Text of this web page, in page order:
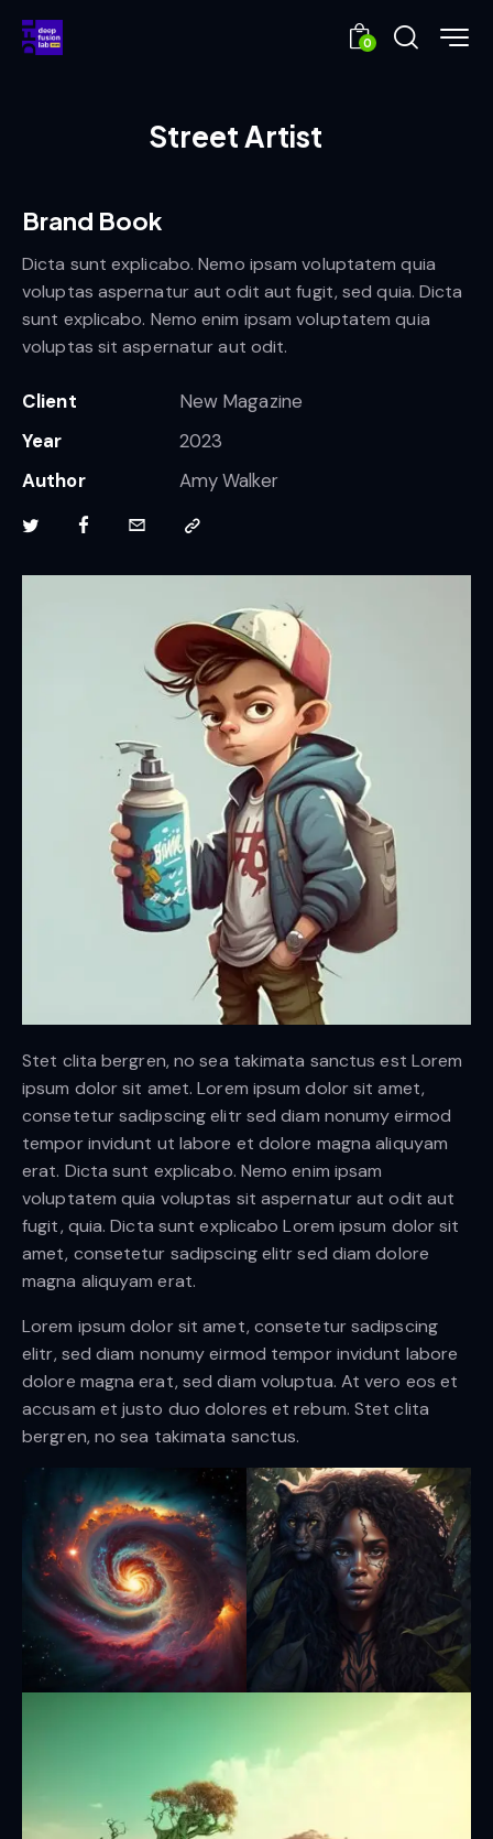
0
Street Artist
Stet clita bergren, no sea takimata sanctus est Lorem
ipsum dolor sit amet. Lorem ipsum dolor sit amet,
consetetur sadipscing elitr sed diam nonumy eirmod
tempor invidunt ut labore et dolore magna aliquyam
erat. Dicta sunt explicabo. Nemo enim ipsam
voluptatem quia voluptas sit aspernatur aut odit aut
fugit, quia. Dicta sunt explicabo Lorem ipsum dolor sit
amet, consetetur sadipscing elitr sed diam dolore
magna aliquyam erat.
Lorem ipsum dolor sit amet, consetetur sadipscing
elitr, sed diam nonumy eirmod tempor invidunt labore
dolore magna erat, sed diam voluptua. At vero eos et
accusam et justo duo dolores et rebum. Stet clita
bergren, no sea takimata sanctus.
Brand Book
Dicta sunt explicabo. Nemo ipsam voluptatem quia
voluptas aspernatur aut odit aut fugit, sed quia. Dicta
sunt explicabo. Nemo enim ipsam voluptatem quia
voluptas sit aspernatur aut odit.
Client
New Magazine
Year
2023
Author
Amy Walker